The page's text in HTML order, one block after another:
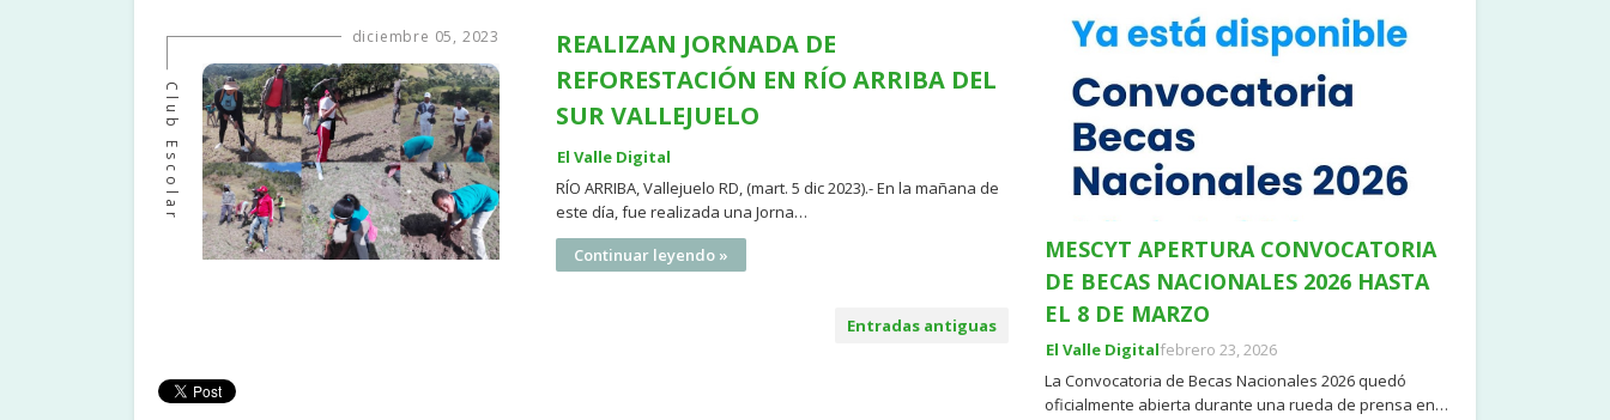
diciembre 05, 2023
Club Escolar
REALIZAN JORNADA DE
REFORESTACIÓN EN RÍO ARRIBA DEL
SUR VALLEJUELO
El Valle Digital
RÍO ARRIBA, Vallejuelo RD, (mart. 5 dic 2023).- En la mañana de
este día, fue realizada una Jorna…
Continuar leyendo »
Entradas antiguas
MESCYT APERTURA CONVOCATORIA
DE BECAS NACIONALES 2026 HASTA
EL 8 DE MARZO
El Valle Digitalfebrero 23, 2026
La Convocatoria de Becas Nacionales 2026 quedó
oficialmente abierta durante una rueda de prensa en…